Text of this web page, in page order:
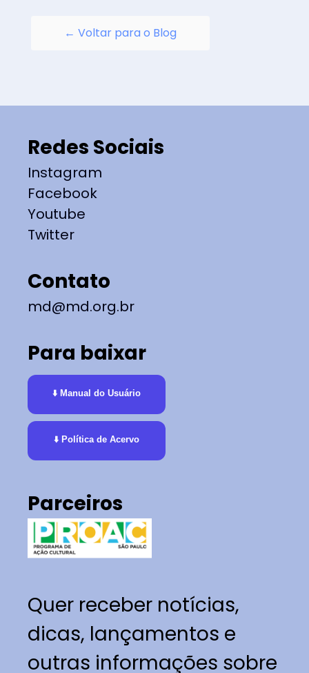
← Voltar para o Blog
Redes Sociais
Instagram
Facebook
Youtube
Twitter
Contato
md@md.org.br
Para baixar
⬇️ Manual do Usuário
⬇️ Política de Acervo
Parceiros
Quer receber notícias,
dicas, lançamentos e
outras informações sobre